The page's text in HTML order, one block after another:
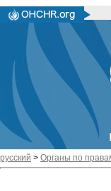
русский > Органы по